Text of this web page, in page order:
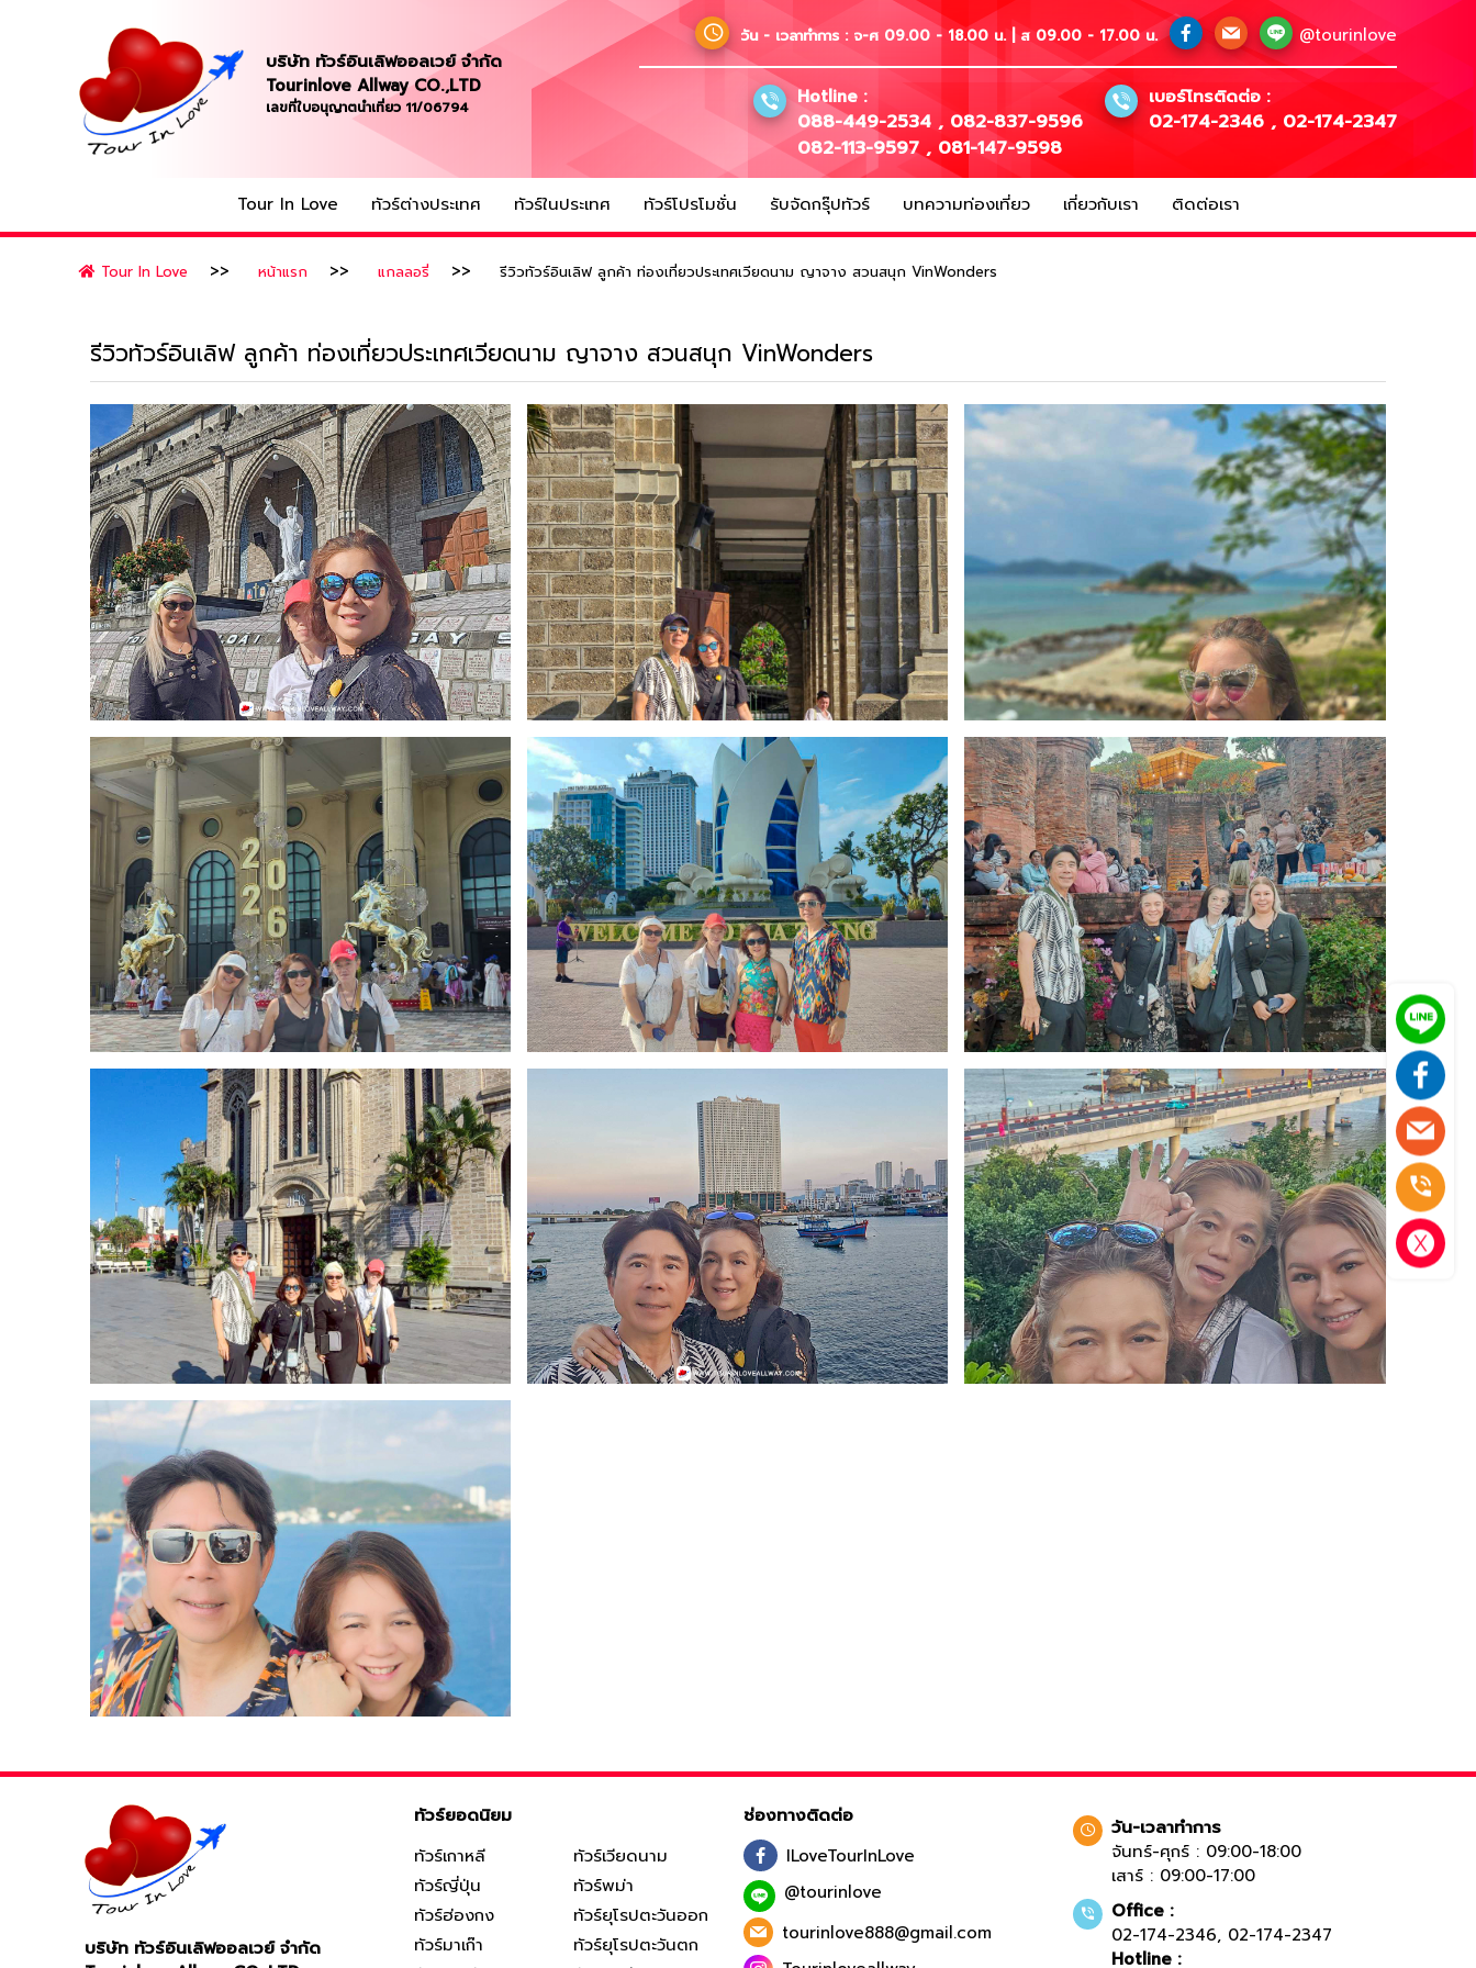
บริษัท ทัวร์อินเลิฟออลเวย์ จำกัด
Tourinlove Allway CO.,LTD
เลขที่ใบอนุญาตนำเที่ยว 11/06794
วัน - เวลาทำการ : จ-ศ 09.00 - 18.00 น. | ส 09.00 - 17.00 น. @tourinlove
Hotline :
088-449-2534 , 082-837-9596
082-113-9597, 081-147-9598
เบอร์โทรติดต่อ :
02-174-2346 , 02-174-2347
Tour In Love ทัวร์ต่างประเทศ ทัวร์ในประเทศ ทัวร์โปรโมชั่น รับจัดกรุ๊ปทัวร์ บทความท่องเที่ยว เกี่ยวกับเรา ติดต่อเรา
Tour In Love หน้าแรก แกลลอรี่ รีวิวทัวร์อินเลิฟ ลูกค้า ท่องเที่ยวประเทศเวียดนาม ญาจาง สวนสนุก VinWonders
รีวิวทัวร์อินเลิฟ ลูกค้า ท่องเที่ยวประเทศเวียดนาม ญาจาง สวนสนุก VinWonders
บริษัท ทัวร์อินเลิฟออลเวย์ จำกัด
ทัวร์ยอดนิยม
ทัวร์เกาหลี
ทัวร์ญี่ปุ่น
ทัวร์ฮ่องกง
ทัวร์มาเก๊า
ทัวร์เวียดนาม
ทัวร์พม่า
ทัวร์ยุโรปตะวันออก
ทัวร์ยุโรปตะวันตก
ช่องทางติดต่อ
ILoveTourInLove
@tourinlove
tourinlove888@gmail.com
วัน-เวลาทำการ
จันทร์-ศุกร์ : 09:00-18:00
เสาร์ : 09:00-17:00
Office :
02-174-2346, 02-174-2347
Hotline :